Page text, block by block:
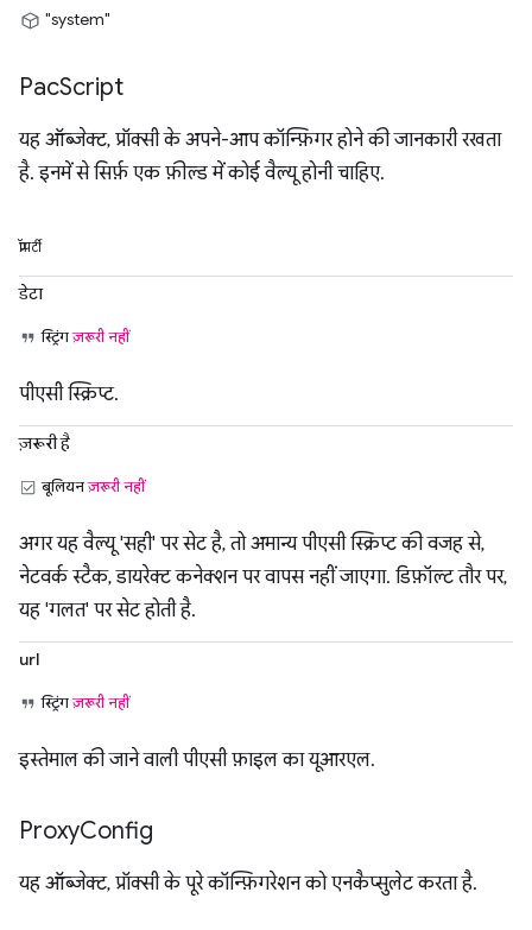
"system"
PacScript
यह ऑब्जेक्ट, प्रॉक्सी के अपने-आप कॉन्फ़िगर होने की जानकारी रखता
है. इनमें से सिर्फ़ एक फ़ील्ड में कोई वैल्यू होनी चाहिए.
प्रॉपर्टी
डेटा
स्ट्रिंगज़रूरी नहीं
पीएसी स्क्रिप्ट.
ज़रूरी है
बूलियनज़रूरी नहीं
अगर यह वैल्यू 'सही' पर सेट है, तो अमान्य पीएसी स्क्रिप्ट की वजह से,
नेटवर्क स्टैक, डायरेक्ट कनेक्शन पर वापस नहीं जाएगा. डिफ़ॉल्ट तौर पर,
यह 'गलत' पर सेट होती है.
url
स्ट्रिंगज़रूरी नहीं
इस्तेमाल की जाने वाली पीएसी फ़ाइल का यूआरएल.
ProxyConfig
यह ऑब्जेक्ट, प्रॉक्सी के पूरे कॉन्फ़िगरेशन को एनकैप्सुलेट करता है.